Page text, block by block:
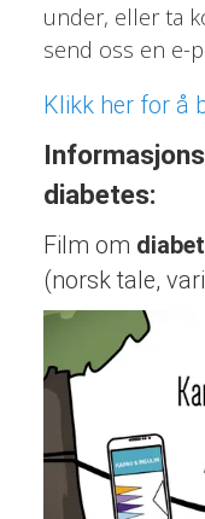
under, eller ta
send oss en e-
Klikk her for å
diabetes:
Film om
(norsk tale,